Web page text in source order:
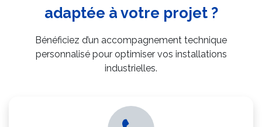
adaptée à votre projet ?
Bénéficiez d’un accompagnement technique
personnalisé pour optimiser vos installations
industrielles.